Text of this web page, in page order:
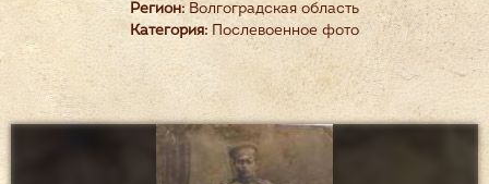
Регион:Волгоградская область
Категория: Послевоенное фото